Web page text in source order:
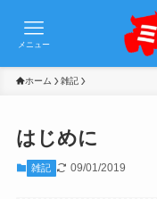
メニュー
ホーム 雑記
はじめに
雑記 09/01/2019